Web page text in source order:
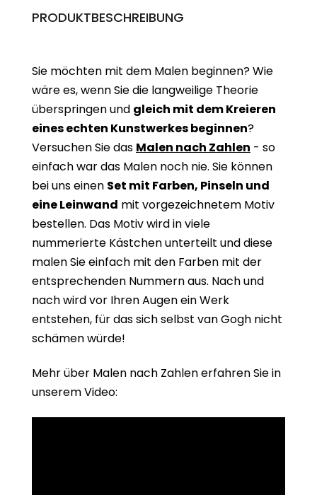
PRODUKTBESCHREIBUNG
Sie möchten mit dem Malen beginnen? Wie
wäre es, wenn Sie die langweilige Theorie
überspringen und gleich mit dem Kreieren
eines echten Kunstwerkes beginnen?
Versuchen Sie das Malen nach Zahlen - so
einfach war das Malen noch nie. Sie können
bei uns einen Set mit Farben, Pinseln und
eine Leinwand mit vorgezeichnetem Motiv
bestellen. Das Motiv wird in viele
nummerierte Kästchen unterteilt und diese
malen Sie einfach mit den Farben mit der
entsprechenden Nummern aus. Nach und
nach wird vor Ihren Augen ein Werk
entstehen, für das sich selbst van Gogh nicht
schämen würde!
Mehr über Malen nach Zahlen erfahren Sie in
unserem Video: